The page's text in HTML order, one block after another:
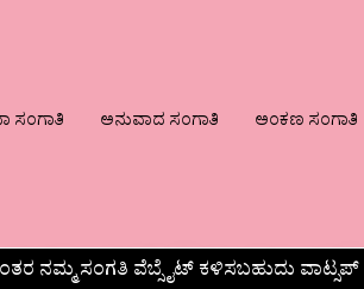
ಸಂಗಾತಿ ಅನುವಾದ ಸಂಗಾತಿ ಅಂಕಣ ಸಂಗಾತಿ
ನಮ್ಮ ಸಂಗತಿ ವೆಬ್ಸೈಟ್ ಕಳಿಸಬಹುದು